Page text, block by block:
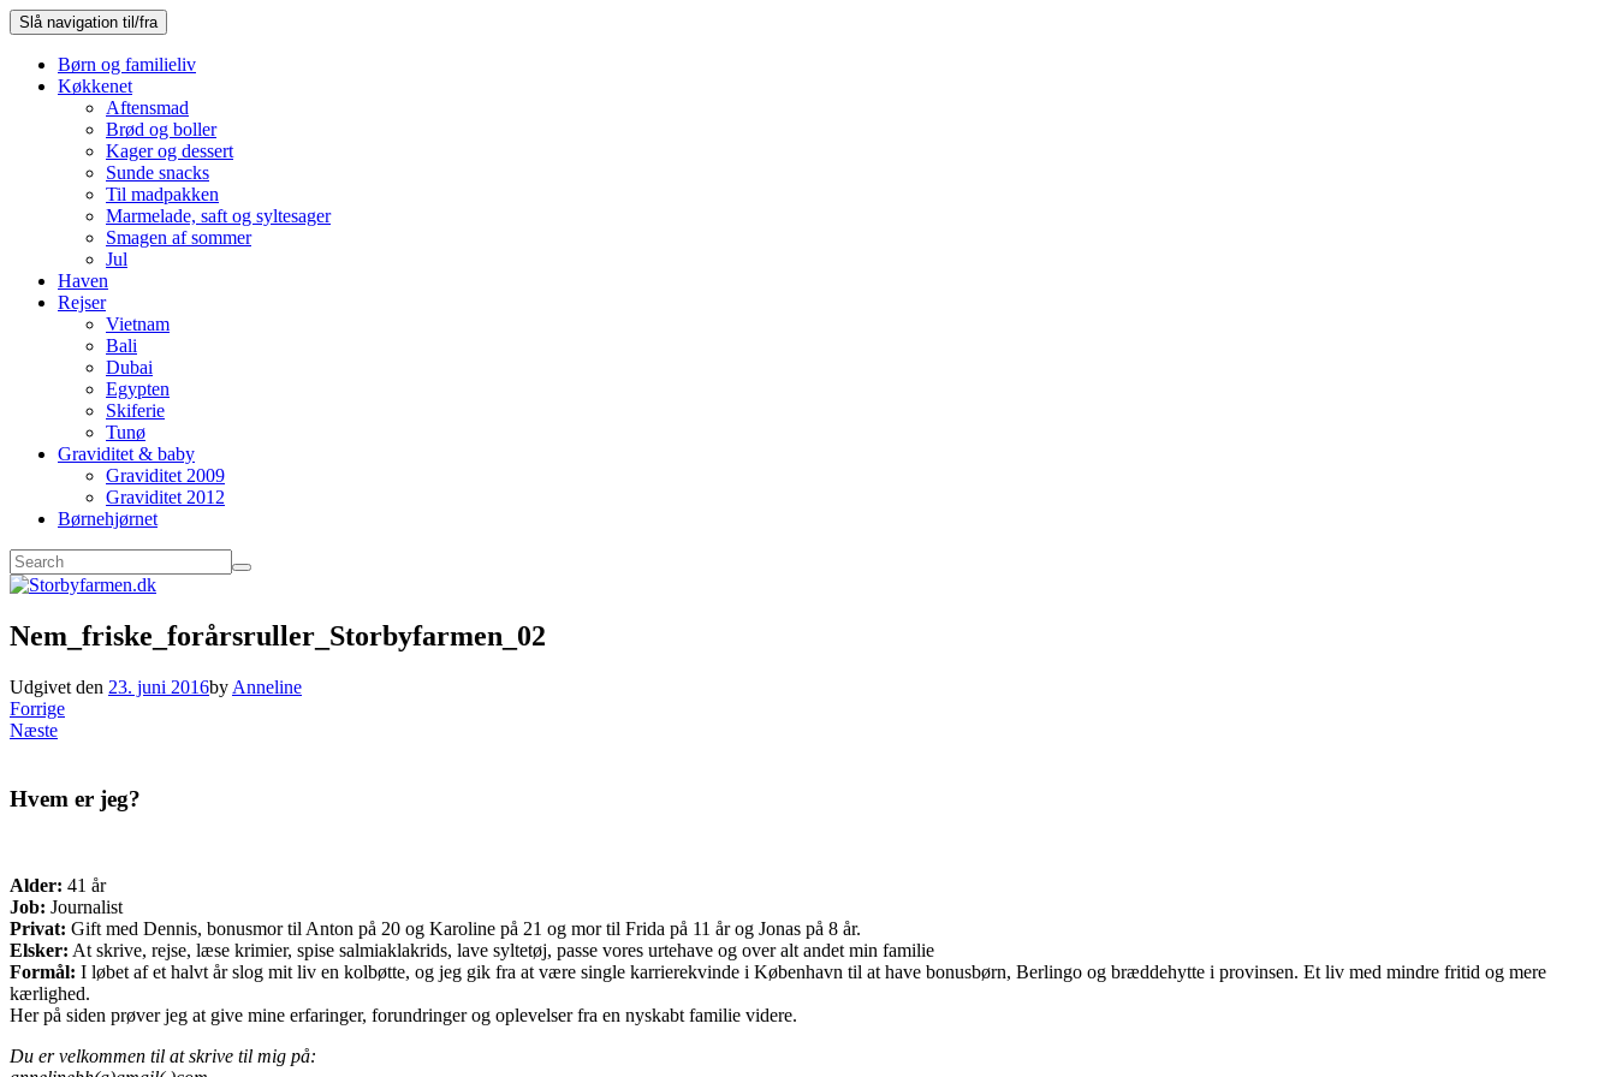
Slå navigation til/fra
Børn og familieliv
Køkkenet
Aftensmad
Brød og boller
Kager og dessert
Sunde snacks
Til madpakken
Marmelade, saft og syltesager
Smagen af sommer
Jul
Haven
Rejser
Vietnam
Bali
Dubai
Egypten
Skiferie
Tunø
Graviditet & baby
Graviditet 2009
Graviditet 2012
Børnehjørnet
Nem_friske_forårsruller_Storbyfarmen_02
Udgivet den 23. juni 2016by Anneline
Forrige
Næste
Hvem er jeg?
Alder: 41 år
Job: Journalist
Privat: Gift med Dennis, bonusmor til Anton på 20 og Karoline på 21 og mor til Frida på 11 år og Jonas på 8 år.
Elsker: At skrive, rejse, læse krimier, spise salmiaklakrids, lave syltetøj, passe vores urtehave og over alt andet min familie
Formål: I løbet af et halvt år slog mit liv en kolbøtte, og jeg gik fra at være single karrierekvinde i København til at have bonusbørn, Berlingo og bræddehytte i provinsen. Et liv med mindre fritid og mere
kærlighed.
Her på siden prøver jeg at give mine erfaringer, forundringer og oplevelser fra en nyskabt familie videre.
Du er velkommen til at skrive til mig på: